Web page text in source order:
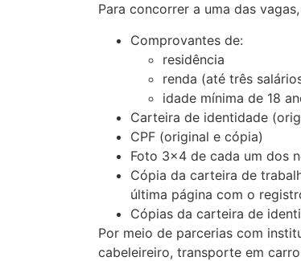
Para concorrer a uma das
Comprovantes de:
residência
renda (até três
idade mínima de 18
Carteira de identidade
CPF (original e cópia)
Foto 3×4 de cada um dos
Cópia da carteira de
última página com o
Cópias da carteira de
Por meio de parcerias com
cabeleireiro, transporte em